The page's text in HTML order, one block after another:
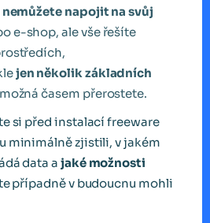
nemůžete napojit na svůj
e-shop, ale vše řešíte
jen několik základních
časem přerostete.
si před instalací freeware
minimálně zjistili, v jakém
data a jaké možnosti
případně v budoucnu mohli